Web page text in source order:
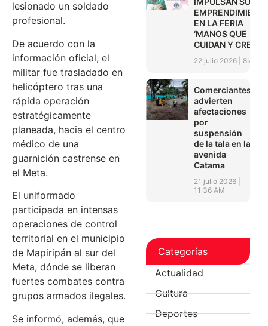
lesionado un soldado
profesional.
De acuerdo con la
información oficial, el
militar fue trasladado en
helicóptero tras una
rápida operación
estratégicamente
planeada, hacia el centro
médico de una
guarnición castrense en
el Meta.
El uniformado
participada en intensas
operaciones de control
territorial en el municipio
de Mapiripán al sur del
Meta, dónde se liberan
fuertes combates contra
grupos armados ilegales.
Se informó, además, que
EN LA FERIA
‘MANOS QUE
CUIDAN Y CREAN’
22 julio 2026 8:45
Comerciantes
advierten
afectaciones
por
suspensión
de la tala en la
avenida
Catama
21 julio 2026
11:36 AM
Categorías
Actualidad
Cultura
Deportes